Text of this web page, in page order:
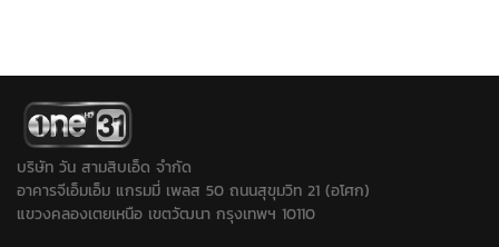
บริษัท วัน สามสิบเอ็ด จำกัด
อาคารจีเอ็มเอ็ม แกรมมี่ เพลส 50 ถนนสุขุมวิท 21 (อโศก)
แขวงคลองเตยเหนือ เขตวัฒนา กรุงเทพฯ 10110